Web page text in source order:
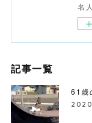
名
記事一覧
61歳